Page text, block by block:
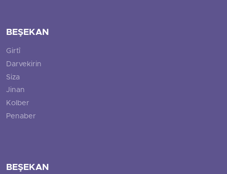
BEŞEKAN
Girtî
Darvekirin
Siza
Jinan
Kolber
Penaber
BEŞEKAN